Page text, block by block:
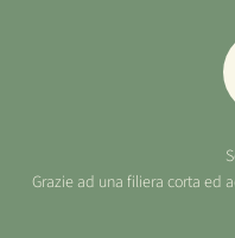
Grazie ad una filiera corta ed